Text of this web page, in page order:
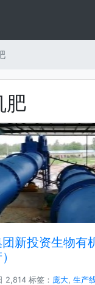
肥
新投资生物有
2,814 标签： 庞大, 生产